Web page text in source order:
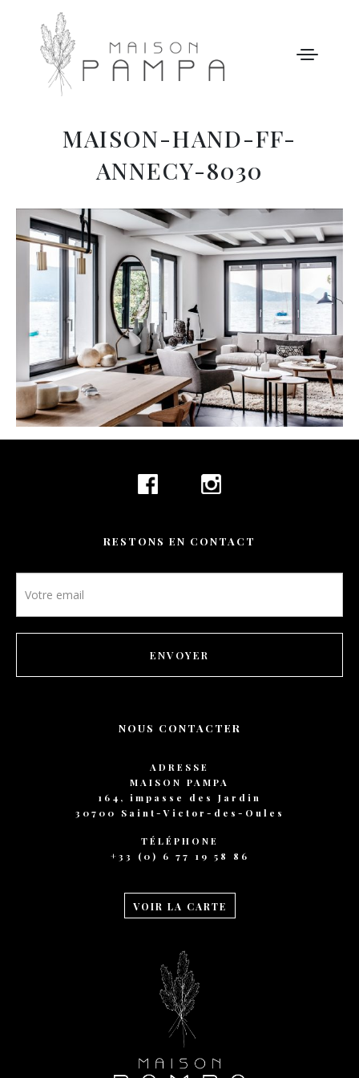
WELCOME
NOTRE HISTOIRE
ACTIVITÉS
GALERIE
NOS TARIFS
CONTACT
RÉSERVATION
MAISON-HAND-FF-
ANNECY-8030
RESTONS EN CONTACT
Newsletter
footer
ENVOYER
NOUS CONTACTER
ADRESSE
MAISON PAMPA
164, impasse des Jardin
30700 Saint-Victor-des-Oules
TÉLÉPHONE
+33 (0) 6 77 19 58 86
VOIR LA CARTE